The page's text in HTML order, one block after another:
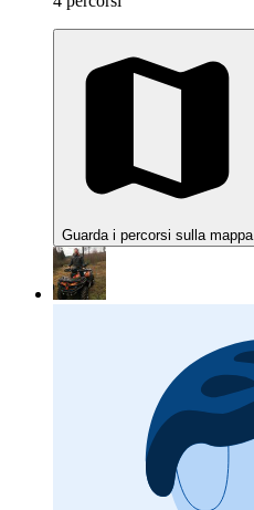
Guarda i percorsi sulla mappa